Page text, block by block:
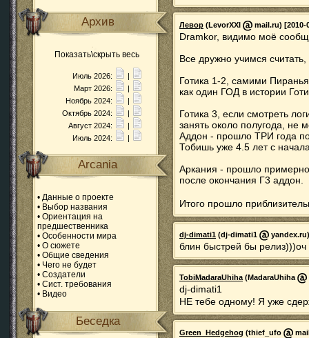
Архив
Показать\скрыть весь
Июль 2026:
|
Март 2026:
|
Ноябрь 2024:
|
Октябрь 2024:
|
Август 2024:
|
Июль 2024:
|
Arcania
• Данные о проекте
• Выбор названия
• Ориентация на
предшественника
• Особенности мира
• О сюжете
• Общие сведения
• Чего не будет
• Создатели
• Сист. требования
• Видео
Беседка
Левор (LevorXXI mail.ru) [2010-
Dramkor, видимо моё
Все дружно учимся
Готика 1-2, самими
как один ГОД в истории
Готика 3, если смотреть
занять около полугода, не
Аддон - прошло ТРИ года
Тобишь уже 4.5 лет с
Аркания - прошло
после окончания Г3 аддон.
Итого прошло
dj-dimati1 (dj-dimati1
блин быстрей бы релиз)))оч
TobiMadaraUhiha(MadaraUhiha
dj-dimati1
НЕ тебе одному! Я уже
Green_Hedgehog (thief_ufo